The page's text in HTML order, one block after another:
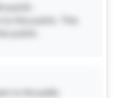
#1 -
the public. This
public.
to the public.